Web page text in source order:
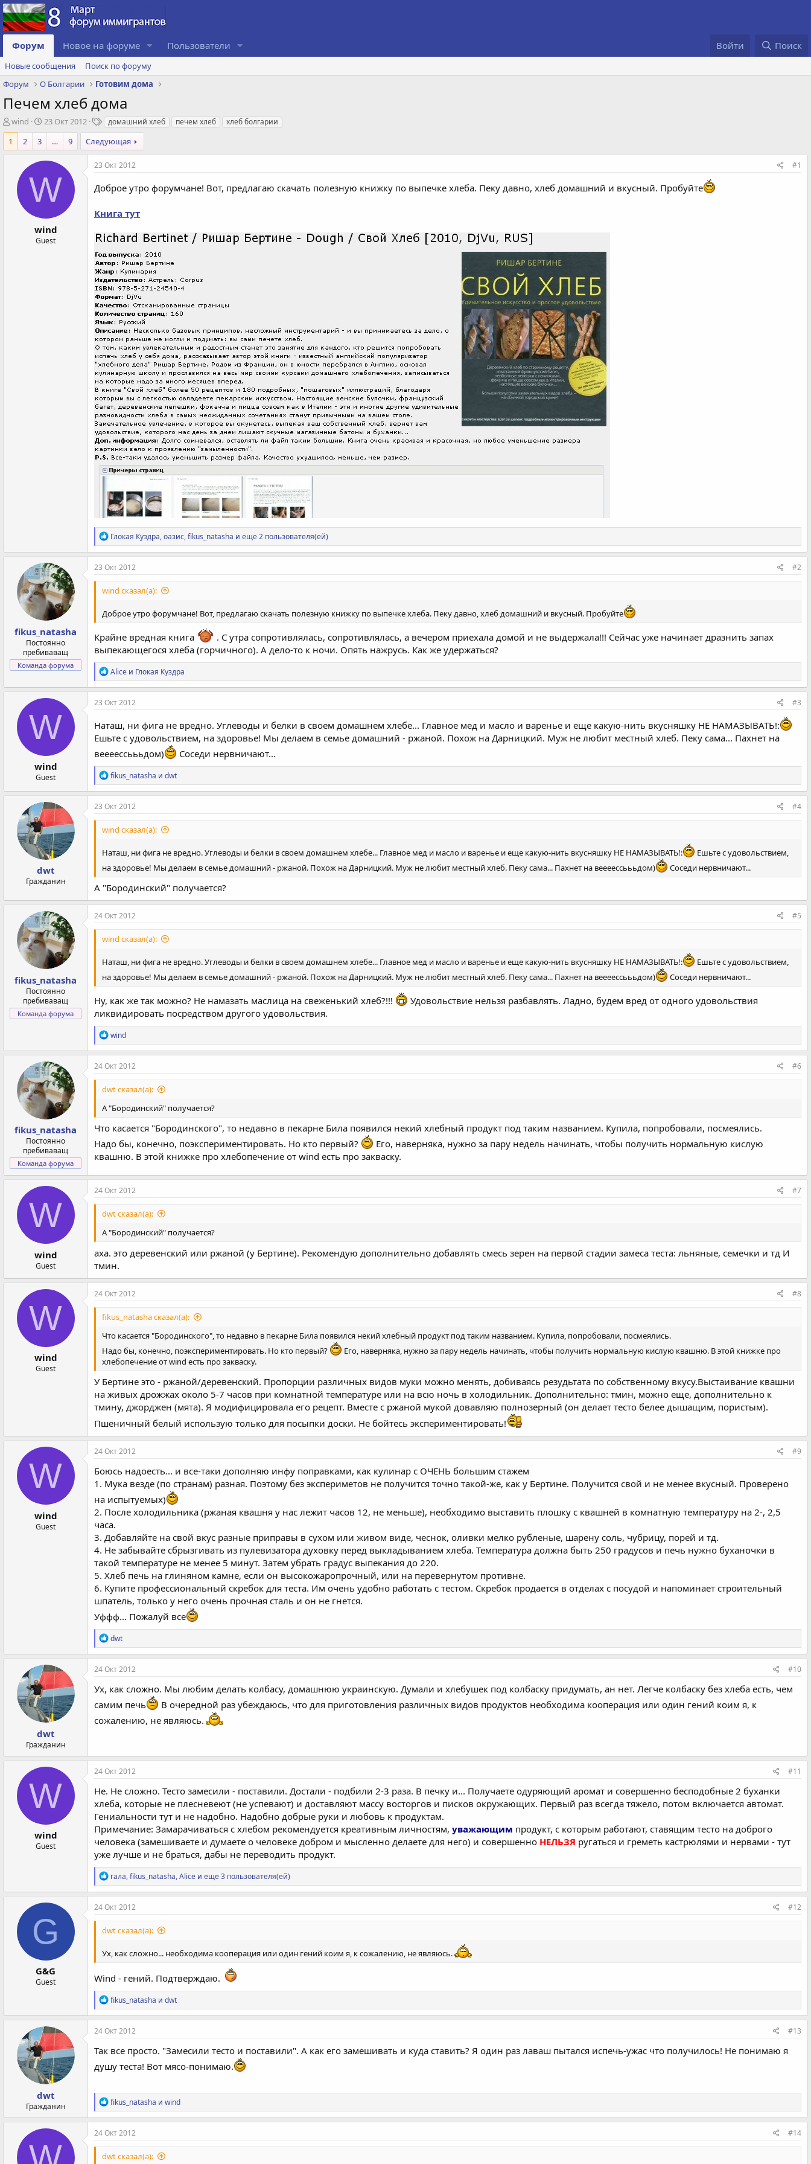
Форум Новое на форуме Пользователи Войти Поиск
Новые сообщения
Поиск по форуму
Форум
О Болгарии Готовим дома
Печем хлеб дома
А
в
т
о
wind
Д
а
а
с
о
з
н
и
я
23 Окт 2012
Т
е
г
и
домашний хлеб печем хлеб хлеб болгарии
1 2 3 … 9 Следующая
W
wind
Guest
23 Окт 2012 #1
Доброе утро форумчане! Вот, предлагаю скачать полезную книжку по выпечке хлеба. Пеку давно, хлеб домашний и вкусный. Пробуйте
Книга тут
Р
е
а
к
и
Глокая Куздра,оазис,fikus_natasha и еще 2 пользователя(ей)
fikus_natasha
Постоянно
пребиваващ
Команда форума
23 Окт 2012 #2
wind сказал(а):
Доброе утро форумчане! Вот, предлагаю скачать полезную книжку по выпечке хлеба. Пеку давно, хлеб домашний и вкусный. Пробуйте
Крайне вредная книга
. С утра сопротивлялась, сопротивлялась, а вечером приехала домой и не выдержала!!! Сейчас уже начинает дразнить запах
выпекающегося хлеба (горчичного). А дело-то к ночи. Опять нажрусь. Как же удержаться?
Р
е
а
к
и
:
Alice и Глокая Куздра
W
wind
Guest
23 Окт 2012 #3
Наташ, ни фига не вредно. Углеводы и белки в своем домашнем хлебе... Главное мед и масло и варенье и еще какую-нить вкусняшку НЕ НАМАЗЫВАТЬ!:
Ешьте с удовольствием, на здоровье! Мы делаем в семье домашний - ржаной. Похож на Дарницкий. Муж не любит местный хлеб. Пеку сама... Пахнет на
веееессьььдом)
Соседи нервничают...
Р
е
а
к
и
fikus_natasha и dwt
dwt
Гражданин
23 Окт 2012 #4
wind сказал(а):
Наташ, ни фига не вредно. Углеводы и белки в своем домашнем хлебе... Главное мед и масло и варенье и еще какую-нить вкусняшку НЕ НАМАЗЫВАТЬ!:
Ешьте с удовольствием,
на здоровье! Мы делаем в семье домашний - ржаной. Похож на Дарницкий. Муж не любит местный хлеб. Пеку сама... Пахнет на веееессьььдом)
Соседи нервничают...
А "Бородинский" получается?
fikus_natasha
Постоянно
пребиваващ
Команда форума
24 Окт 2012 #5
wind сказал(а):
Наташ, ни фига не вредно. Углеводы и белки в своем домашнем хлебе... Главное мед и масло и варенье и еще какую-нить вкусняшку НЕ НАМАЗЫВАТЬ!:
Ешьте с удовольствием,
на здоровье! Мы делаем в семье домашний - ржаной. Похож на Дарницкий. Муж не любит местный хлеб. Пеку сама... Пахнет на веееессьььдом)
Соседи нервничают...
Ну, как же так можно? Не намазать маслица на свеженький хлеб?!!!
Удовольствие нельзя разбавлять. Ладно, будем вред от одного удовольствия
ликвидировать посредством другого удовольствия.
Р
е
а
к
и
wind
fikus_natasha
Постоянно
пребиваващ
Команда форума
24 Окт 2012 #6
dwt сказал(а):
А "Бородинский" получается?
Что касается "Бородинского", то недавно в пекарне Била появился некий хлебный продукт под таким названием. Купила, попробовали, посмеялись.
Надо бы, конечно, поэкспериментировать. Но кто первый?
Его, наверняка, нужно за пару недель начинать, чтобы получить нормальную кислую
квашню. В этой книжке про хлебопечение от wind есть про закваску.
W
wind
Guest
24 Окт 2012 #7
dwt сказал(а):
А "Бородинский" получается?
аха. это деревенский или ржаной (у Бертине). Рекомендую дополнительно добавлять смесь зерен на первой стадии замеса теста: льняные, семечки и тд И
тмин.
W
wind
Guest
24 Окт 2012 #8
fikus_natasha сказал(а):
Что касается "Бородинского", то недавно в пекарне Била появился некий хлебный продукт под таким названием. Купила, попробовали, посмеялись.
Надо бы, конечно, поэкспериментировать. Но кто первый?
Его, наверняка, нужно за пару недель начинать, чтобы получить нормальную кислую квашню. В этой книжке про
хлебопечение от wind есть про закваску.
У Бертине это - ржаной/деревенский. Пропорции различных видов муки можно менять, добиваясь резудьтата по собственному вкусу.Выстаивание квашни
на живых дрожжах около 5-7 часов при комнатной температуре или на всю ночь в холодильник. Дополнительно: тмин, можно еще, дополнительно к
тмину, джорджен (мята). Я модифицировала его рецепт. Вместе с ржаной мукой довавляю полнозерный (он делает тесто белее дышащим, пористым).
Пшеничный белый использую только для посыпки доски. Не бойтесь экспериментировать!
W
wind
Guest
24 Окт 2012 #9
Боюсь надоесть... и все-таки дополняю инфу поправками, как кулинар с ОЧЕНЬ большим стажем
1. Мука везде (по странам) разная. Поэтому без экспериметов не получится точно такой-же, как у Бертине. Получится свой и не менее вкусный. Проверено
на испытуемых)
2. После холодильника (ржаная квашня у нас лежит часов 12, не меньше), необходимо выставить плошку с квашней в комнатную температуру на 2-, 2,5
часа.
3. Добавляйте на свой вкус разные приправы в сухом или живом виде, чеснок, оливки мелко рубленые, шарену соль, чубрицу, порей и тд.
4. Не забывайте сбрызгивать из пулевизатора духовку перед выкладыванием хлеба. Температура должна быть 250 градусов и печь нужно буханочки в
такой температуре не менее 5 минут. Затем убрать градус выпекания до 220.
5. Хлеб печь на глиняном камне, если он высокожаропрочный, или на перевернутом противне.
6. Купите профессиональный скребок для теста. Им очень удобно работать с тестом. Скребок продается в отделах с посудой и напоминает строительный
шпатель, только у него очень прочная сталь и он не гнется.
Уффф... Пожалуй все
Р
е
а
к
и
и
:
dwt
dwt
Гражданин
24 Окт 2012 #10
Ух, как сложно. Мы любим делать колбасу, домашнюю украинскую. Думали и хлебушек под колбаску придумать, ан нет. Легче колбаску без хлеба есть, чем
самим печь
В очередной раз убеждаюсь, что для приготовления различных видов продуктов необходима кооперация или один гений коим я, к
сожалению, не являюсь.
W
wind
Guest
24 Окт 2012 #11
Не. Не сложно. Тесто замесили - поставили. Достали - подбили 2-3 раза. В печку и... Получаете одуряющий аромат и совершенно бесподобные 2 буханки
хлеба, которые не плесневеют (не успевают) и доставляют массу восторгов и писков окружающих. Первый раз всегда тяжело, потом включается автомат.
Гениальности тут и не надобно. Надобно добрые руки и любовь к продуктам.
Примечание: Замарачиваться с хлебом рекомендуется креативным личностям, уважающим продукт, с которым работают, ставящим тесто на доброго
человека (замешиваете и думаете о человеке добром и мысленно делаете для него) и совершенно НЕЛЬЗЯ ругаться и греметь кастрюлями и нервами - тут
уже лучше и не браться, дабы не переводить продукт.
Р
е
а
к
и
гала,fikus_natasha,Alice и еще 3 пользователя(ей)
G
G&G
Guest
24 Окт 2012 #12
dwt сказал(а):
Ух, как сложно... необходима кооперация или один гений коим я, к сожалению, не являюсь.
Wind - гений. Подтверждаю.
Р
е
а
к
и
и
:
fikus_natasha и dwt
dwt
Гражданин
24 Окт 2012 #13
Так все просто. "Замесили тесто и поставили". А как его замешивать и куда ставить? Я один раз лаваш пытался испечь-ужас что получилось! Не понимаю я
душу теста! Вот мясо-понимаю.
Р
е
а
к
и
fikus_natasha и wind
24 Окт 2012 #14
dwt сказал(а):